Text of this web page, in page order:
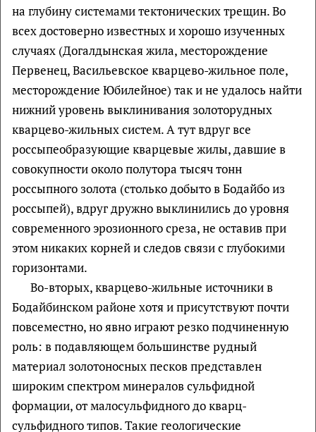
на глубину системами тектонических трещин. Во
всех достоверно известных и хорошо изученных
случаях (Догалдынская жила, месторождение
Первенец, Васильевское кварцево-жильное поле,
месторождение Юбилейное) так и не удалось найти
нижний уровень выклинивания золоторудных
кварцево-жильных систем. А тут вдруг все
россыпеобразующие кварцевые жилы, давшие в
совокупности около полутора тысяч тонн
россыпного золота (столько добыто в Бодайбо из
россыпей), вдруг дружно выклинились до уровня
современного эрозионного среза, не оставив при
этом никаких корней и следов связи с глубокими
горизонтами.
Во-вторых, кварцево-жильные источники в
Бодайбинском районе хотя и присутствуют почти
повсеместно, но явно играют резко подчиненную
роль: в подавляющем большинстве рудный
материал золотоносных песков представлен
широким спектром минералов сульфидной
формации, от малосульфидного до кварц-
сульфидного типов. Такие геологические